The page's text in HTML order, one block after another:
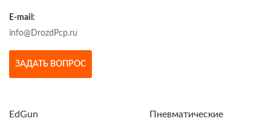
E-mail:
info@DrozdPcp.ru
ЗАДАТЬ ВОПРОС
EdGun
Пневматические